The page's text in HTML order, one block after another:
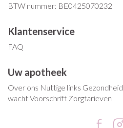
BTW nummer: BE0425070232
Klantenservice
FAQ
Uw apotheek
Over ons Nuttige links
wachtVoorschrift Zorgtarieven